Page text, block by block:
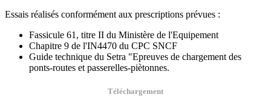
Essais réalisés conformément aux prescriptions prévues :
Fassicule 61, titre II du Ministère de l'Equipement
Chapitre 9 de l'IN4470 du CPC SNCF
Guide technique du Setra "Epreuves de chargement des
ponts-routes et passerelles-piètonnes.
Téléchargement